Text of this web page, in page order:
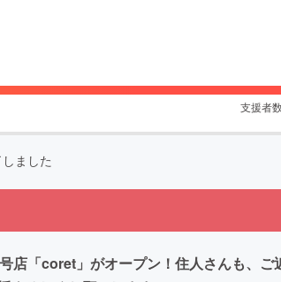
支援者
ました
店「coret」がオープン！住人さんも、ご